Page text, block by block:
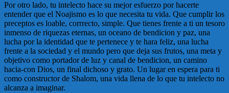
Por otro lado, tu intelecto hace su mejor esfuerzo por hacerte
entender que el Noajismo es lo que necesita tu vida. Que cumplir los
preceptos es loable, corrrecto, simple. Que tienes frente a ti un tesoro
inmenso de riquezas eternas, un oceano de bendicion y paz, una
lucha por la identidad que te pertenece y te hara feliz, una lucha
frente a la sociedad y el mundo pero que deja sus frutos, una meta y
objetivo como portador de luz y canal de bendicion, un camino
hacia-con Dios, un final dichoso y grato. Un lugar en espera para ti
como constructor de Shalom, una vida llena de lo que tu intelecto no
alcanza a imaginar.